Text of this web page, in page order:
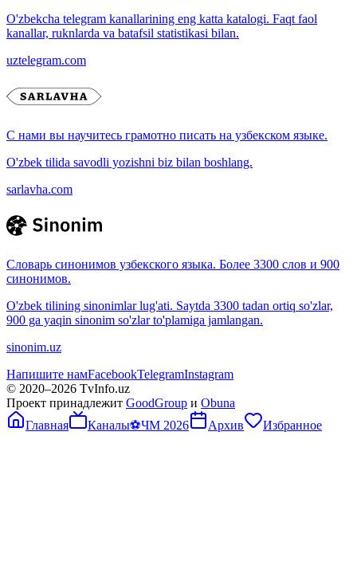
O'zbekcha telegram kanallarining eng katta katalogi. Faqt faol
kanallar, ruknlarda va batafsil statistikasi bilan.
uztelegram.com
С нами вы научитесь грамотно писать на узбекском языке.
O'zbek tilida savodli yozishni biz bilan boshlang.
sarlavha.com
Словарь синонимов узбекского языка. Более 3300 слов и 900
синонимов.
O'zbek tilining sinonimlar lug'ati. Saytda 3300 tadan ortiq so'zlar,
900 ga yaqin sinonim so'zlar to'plamiga jamlangan.
sinonim.uz
Напишите намFacebookTelegramInstagram
© 2020–2026 TvInfo.uz
Проект принадлежит GoodGroup и Obuna
Главная
Каналы⚽ЧМ 2026 Архив Избранное